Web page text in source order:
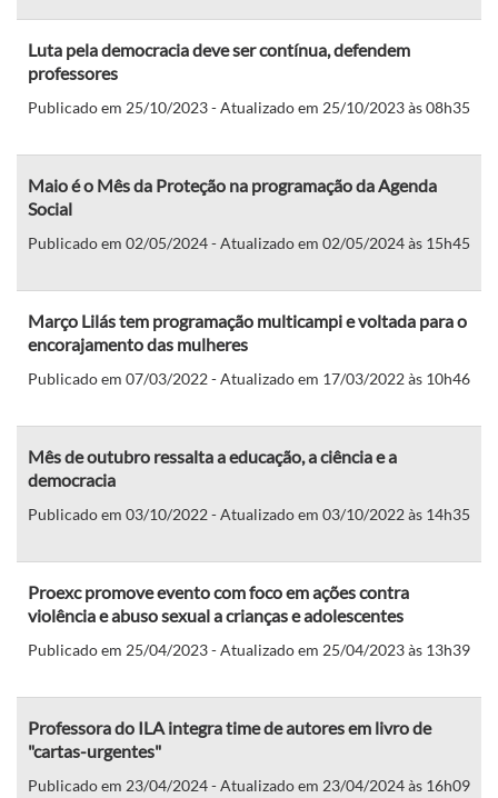
Luta pela democracia deve ser contínua, defendem
professores
Publicado em 25/10/2023 - Atualizado em 25/10/2023 às 08h35
Maio é o Mês da Proteção na programação da Agenda
Social
Publicado em 02/05/2024 - Atualizado em 02/05/2024 às 15h45
Março Lilás tem programação multicampi e voltada para o
encorajamento das mulheres
Publicado em 07/03/2022 - Atualizado em 17/03/2022 às 10h46
Mês de outubro ressalta a educação, a ciência e a
democracia
Publicado em 03/10/2022 - Atualizado em 03/10/2022 às 14h35
Proexc promove evento com foco em ações contra
violência e abuso sexual a crianças e adolescentes
Publicado em 25/04/2023 - Atualizado em 25/04/2023 às 13h39
Professora do ILA integra time de autores em livro de
"cartas-urgentes"
Publicado em 23/04/2024 - Atualizado em 23/04/2024 às 16h09